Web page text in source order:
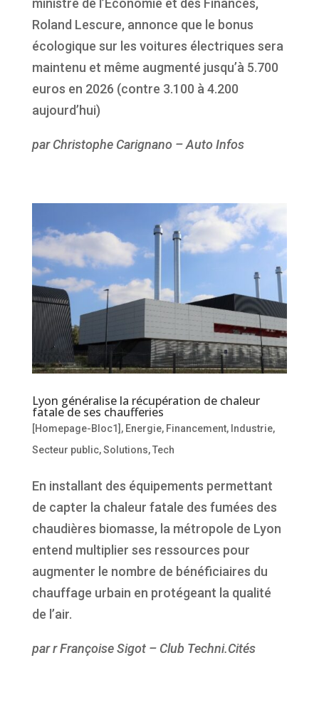
Roland Lescure, annonce que le bonus
écologique sur les voitures électriques sera
maintenu et même augmenté jusqu’à 5.700
euros en 2026 (contre 3.100 à 4.200
aujourd’hui)
par Christophe Carignano – Auto Infos
Lyon généralise la récupération de chaleur
fatale de ses chaufferies
[Homepage-Bloc1] , Energie, Financement, Industrie,
Secteur public,Solutions,Tech
En installant des équipements permettant
de capter la chaleur fatale des fumées des
chaudières biomasse, la métropole de Lyon
entend multiplier ses ressources pour
augmenter le nombre de bénéficiaires du
chauffage urbain en protégeant la qualité
de l’air.
par r Françoise Sigot – Club Techni.Cités